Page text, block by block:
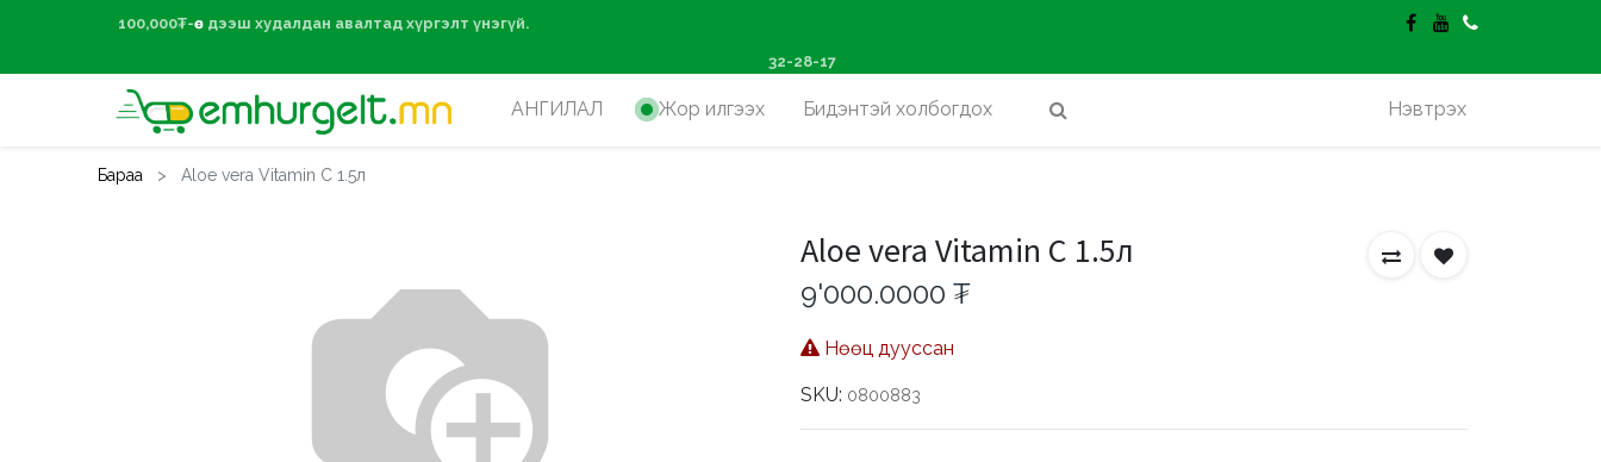
100,000₮-өөс дээш худалдан авалтад хүргэлт үнэгүй.
32-28-17
АНГИЛАЛ Жор илгээх Бидэнтэй холбогдох Нэвтрэх
Бараа Aloe vera Vitamin C 1.5л
Aloe vera Vitamin C 1.5л
9'000.0000 ₮
Нөөц дууссан
SKU: 0800883